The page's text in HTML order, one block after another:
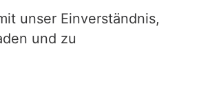
unser Einverständnis,
und zu